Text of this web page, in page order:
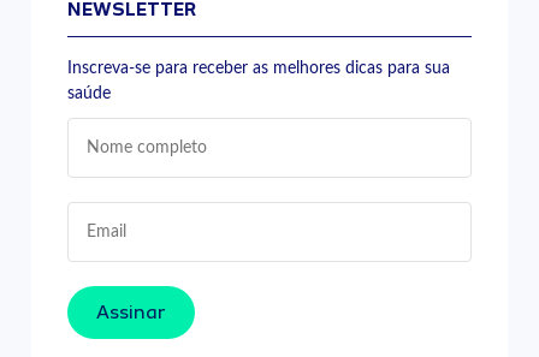
NEWSLETTER
Inscreva-se para receber as melhores dicas para sua
saúde
Assinar